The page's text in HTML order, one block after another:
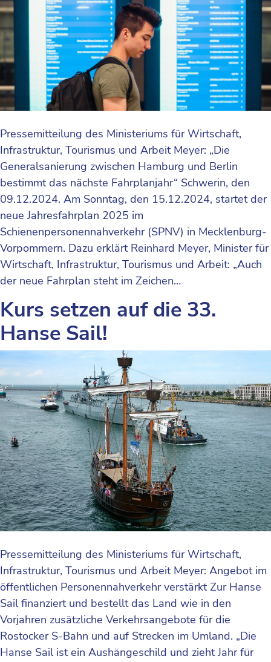
Pressemitteilung des Ministeriums für Wirtschaft,
Infrastruktur, Tourismus und Arbeit Meyer: „Die
Generalsanierung zwischen Hamburg und Berlin
bestimmt das nächste Fahrplanjahr“ Schwerin, den
09.12.2024. Am Sonntag, den 15.12.2024, startet der
neue Jahresfahrplan 2025 im
Schienenpersonennahverkehr (SPNV) in Mecklenburg-
Vorpommern. Dazu erklärt Reinhard Meyer, Minister für
Wirtschaft, Infrastruktur, Tourismus und Arbeit: „Auch
der neue Fahrplan steht im Zeichen…
Kurs setzen auf die 33.
Hanse Sail!
Pressemitteilung des Ministeriums für Wirtschaft,
Infrastruktur, Tourismus und Arbeit Meyer: Angebot im
öffentlichen Personennahverkehr verstärkt Zur Hanse
Sail finanziert und bestellt das Land wie in den
Vorjahren zusätzliche Verkehrsangebote für die
Rostocker S-Bahn und auf Strecken im Umland. „Die
Hanse Sail ist ein Aushängeschild und zieht Jahr für